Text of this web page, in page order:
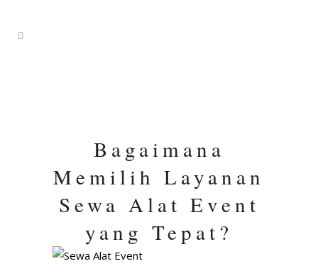
Bagaimana
Memilih Layanan
Sewa Alat Event
yang Tepat?